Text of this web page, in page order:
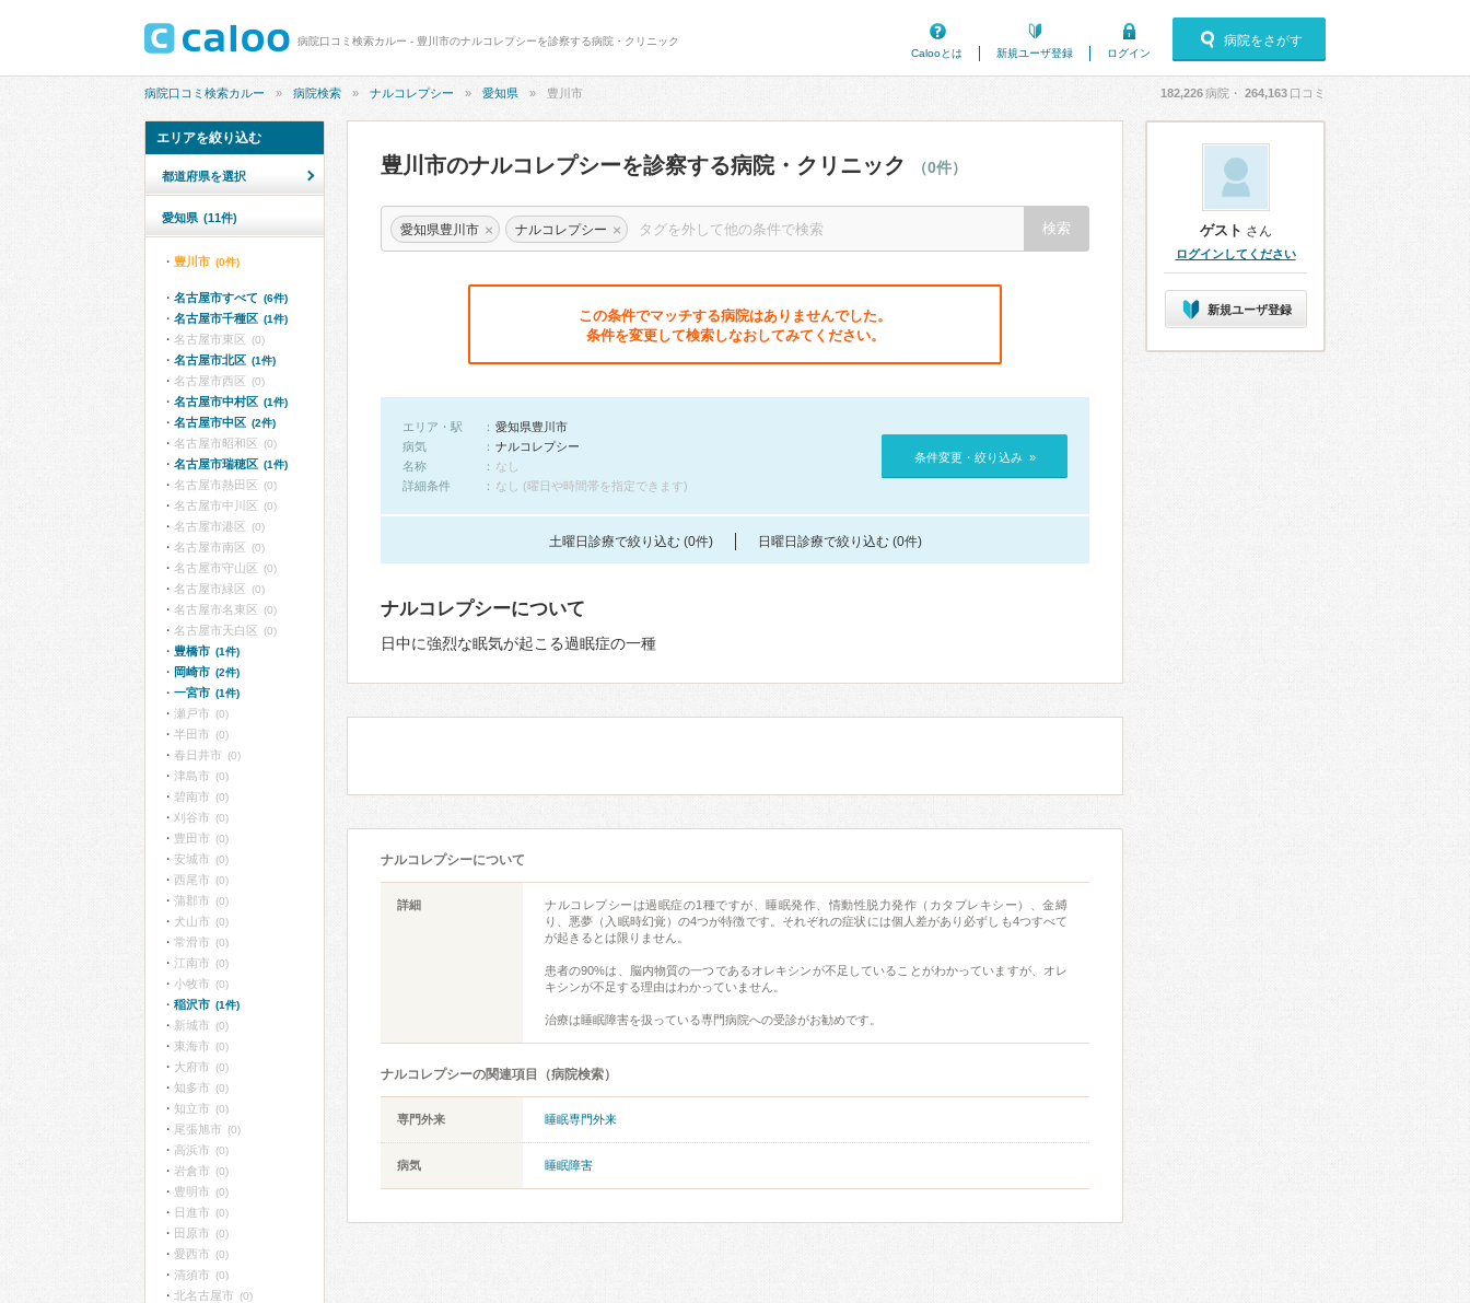
病院口コミ検索カルー - 豊川市のナルコレプシーを診察する病院・クリニック
Calooとは
新規ユーザ登録 ログイン
病院をさがす
病院口コミ検索カルー 病院検索 ナルコレプシー 愛知県 豊川市 182,226病院・ 264,163 口コミ
豊川市のナルコレプシーを診察する病院・クリニック （0件）
愛知県豊川市 × ナルコレプシー ×
この条件でマッチする病院はありませんでした。
条件を変更して検索しなおしてみてください。
エリア・駅
愛知県豊川市
病気
ナルコレプシー
名称
なし
詳細条件
なし (曜日や時間帯を指定できます)
条件変更・絞り込み »
土曜日診療で絞り込む (0件) 日曜日診療で絞り込む (0件)
ナルコレプシーについて
日中に強烈な眠気が起こる過眠症の一種
ナルコレプシーについて
詳細
ナルコレプシーは過眠症の1種ですが、睡眠発作、情動性脱力発作（カタプレキシー）、金縛
り、悪夢（入眠時幻覚）の4つが特徴です。それぞれの症状には個人差があり必ずしも4つすべて
が起きるとは限りません。
患者の90%は、脳内物質の一つであるオレキシンが不足していることがわかっていますが、オレ
キシンが不足する理由はわかっていません。
治療は睡眠障害を扱っている専門病院への受診がお勧めです。
ナルコレプシーの関連項目（病院検索）
専門外来 睡眠専門外来
病気 睡眠障害
エリアを絞り込む
都道府県を選択
愛知県 (11件)
豊川市 (0件)
名古屋市すべて (6件)
名古屋市千種区 (1件)
名古屋市東区 (0)
名古屋市北区 (1件)
名古屋市西区 (0)
名古屋市中村区 (1件)
名古屋市中区 (2件)
名古屋市昭和区 (0)
名古屋市瑞穂区 (1件)
名古屋市熱田区 (0)
名古屋市中川区 (0)
名古屋市港区 (0)
名古屋市南区 (0)
名古屋市守山区 (0)
名古屋市緑区 (0)
名古屋市名東区 (0)
名古屋市天白区 (0)
豊橋市 (1件)
岡崎市 (2件)
一宮市 (1件)
瀬戸市 (0)
半田市 (0)
春日井市 (0)
津島市 (0)
碧南市 (0)
刈谷市 (0)
豊田市 (0)
安城市 (0)
西尾市 (0)
蒲郡市 (0)
犬山市 (0)
常滑市 (0)
江南市 (0)
小牧市 (0)
稲沢市 (1件)
新城市 (0)
東海市 (0)
大府市 (0)
知多市 (0)
知立市 (0)
尾張旭市 (0)
高浜市 (0)
岩倉市 (0)
豊明市 (0)
日進市 (0)
田原市 (0)
愛西市 (0)
清須市 (0)
北名古屋市 (0)
ゲスト さん
ログインしてください
新規ユーザ登録